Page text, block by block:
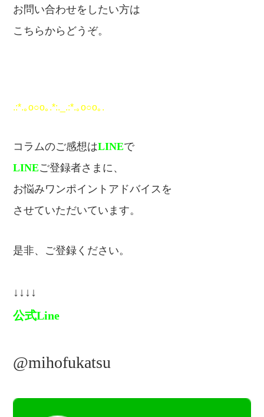
お問い合わせをしたい方は
こちらからどうぞ。
.:*.｡o○o｡.*:._.:*.｡o○o｡.
コラムのご感想はLINEで
LINEご登録者さまに、
お悩みワンポイントアドバイスを
させていただいています。
是非、ご登録ください。
↓↓↓↓
公式Line
@mihofukatsu